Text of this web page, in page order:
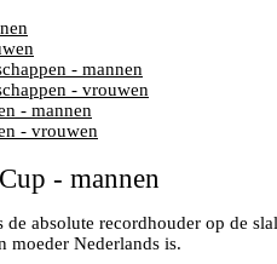
- mannen
- vrouwen
- mannen
- vrouwen
- mannen
de absolute recordhouder op de
moeder Nederlands is.